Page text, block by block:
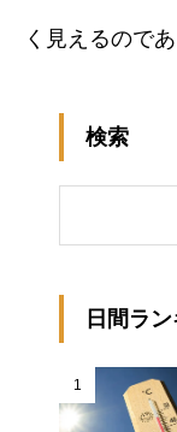
く見えるのであ
検索
日間ラ
1